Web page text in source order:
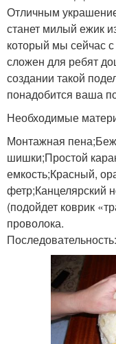
Отличным
станет милый ежик
который мы сейчас
сложен для ребят
создании такой
понадобится ваша
Необходимые
Монтажная
шишки;Простой
емкость;Красный,
фетр;Канцелярский
(подойдет коврик
проволока.
Последовательность: